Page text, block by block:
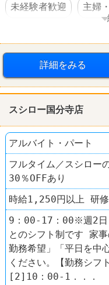
未経験者歓迎 主婦
語学力を活かすオシゴト
ファッション・コスメ
詳細をみる
スシロー国分寺店
アルバイト・パート
フルタイム／スシロー
30％OFFあり
時給1,250円以上 研
9：00-17：00※週2日
とのシフト制です 家
勤務希望」「平日を中
ください。【勤務シ
[2]10：00-1．．．